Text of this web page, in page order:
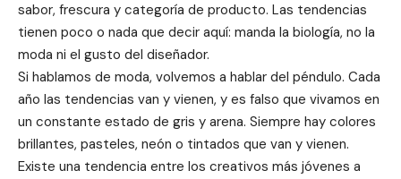
sabor, frescura y categoría de producto. Las tendencias
tienen poco o nada que decir aquí: manda la biología, no la
moda ni el gusto del diseñador.
Si hablamos de moda, volvemos a hablar del péndulo. Cada
año las tendencias van y vienen, y es falso que vivamos en
un constante estado de gris y arena. Siempre hay colores
brillantes, pasteles, neón o tintados que van y vienen.
Existe una tendencia entre los creativos más jóvenes a